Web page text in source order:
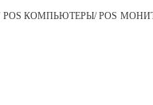
КОМПЬЮТЕРЫ/ POS